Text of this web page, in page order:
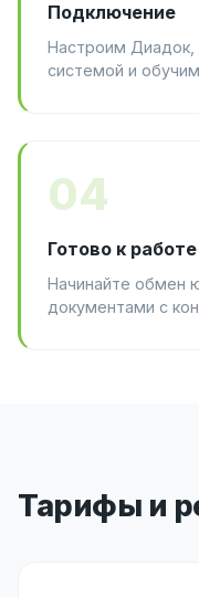
Подключение
Настроим Диадок,
системой и
04
Готово к работе
Начинайте обмен
документами с
Тарифы и